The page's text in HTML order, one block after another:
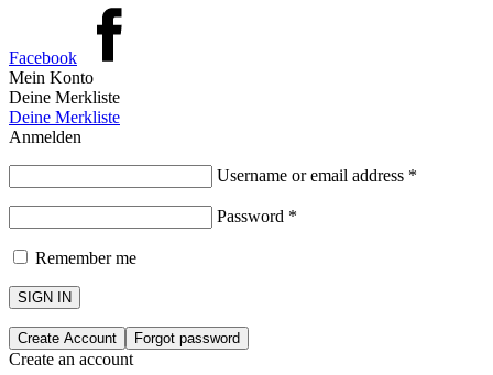
Facebook
Mein Konto
Deine Merkliste
Deine Merkliste
Anmelden
Username or email address *
Password *
Remember me
SIGN IN
Create Account Forgot password
Create an account